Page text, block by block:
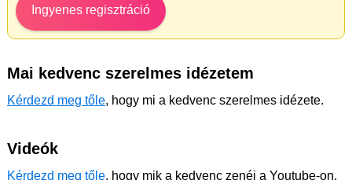
Ingyenes regisztráció
Mai kedvenc szerelmes idézetem
Kérdezd meg tőle, hogy mi a kedvenc szerelmes idézete.
Videók
Kérdezd meg tőle, hogy mik a kedvenc zenéi a Youtube-on.